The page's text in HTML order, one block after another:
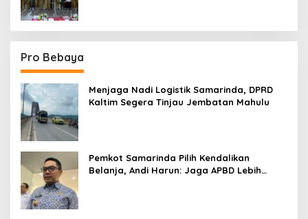
Pro Bebaya
Menjaga Nadi Logistik Samarinda, DPRD
Kaltim Segera Tinjau Jembatan Mahulu
Pemkot Samarinda Pilih Kendalikan
Belanja, Andi Harun: Jaga APBD Lebih